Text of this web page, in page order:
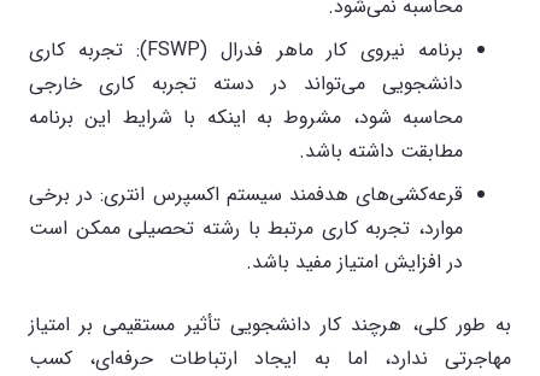
محاسبه نمی‌شود.
برنامه نیروی کار ماهر فدرال (FSWP): تجربه کاری
دانشجویی می‌تواند در دسته تجربه کاری خارجی
محاسبه شود، مشروط به اینکه با شرایط این برنامه
مطابقت داشته باشد.
قرعه‌کشی‌های هدفمند سیستم اکسپرس انتری: در برخی
موارد، تجربه کاری مرتبط با رشته تحصیلی ممکن است
در افزایش امتیاز مفید باشد.
به طور کلی، هرچند کار دانشجویی تأثیر مستقیمی بر امتیاز
مهاجرتی ندارد، اما به ایجاد ارتباطات حرفه‌ای، کسب